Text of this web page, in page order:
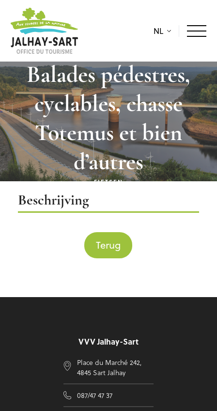
NL
Balades pédestres,
cyclables, chasse
Totemus et bien
d’autres
FIETSEN
Beschrijving
Beschrijving
Terug
VVV Jalhay-Sart
Place du Marché 242,
4845 Sart Jalhay
087/47 47 37